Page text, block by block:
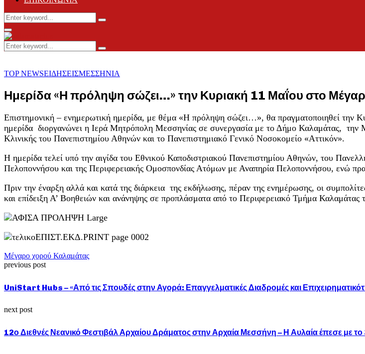
Search
for:
Search
Primary
Menu
Search
for:
Search
TOP NEWSΕΙΔΗΣΕΙΣΜΕΣΣΗΝΙΑ
Ημερίδα «Η πρόληψη σώζει…» την Κυριακή 11 Μαΐου στο
Επιστημονική – ενημερωτική ημερίδα, με θέμα «Η πρόληψη σώζει…», θα πραγματοποιηθεί
ημερίδα διοργανώνει η Ιερά Μητρόπολη Μεσσηνίας σε συνεργασία με το Δήμο Καλαμάτας, την
Κλινικής του Πανεπιστημίου Αθηνών και το Πανεπιστημιακό Γενικό Νοσοκομείο «Αττικόν».
Η ημερίδα τελεί υπό την αιγίδα του Εθνικού Καποδιστριακού Πανεπιστημίου Αθηνών, του
Πελοποννήσου και της Περιφερειακής Ομοσπονδίας Ατόμων με Αναπηρία Πελοποννήσου, ενώ
Πριν την έναρξη αλλά και κατά της διάρκεια της εκδήλωσης, πέραν της ενημέρωσης, οι
και επίδειξη Α’ Βοηθειών και ανάνηψης σε προπλάσματα από το Περιφερειακό Τμήμα
Μέγαρο χορού Καλαμάτας
previous post
UniStart Hubs – «Από τις Σπουδές στην Αγορά: Επαγγελματικές Διαδρομές και
next post
12ο Διεθνές Νεανικό Φεστιβάλ Αρχαίου Δράματος στην Αρχαία Μεσσήνη – Η Αυλαία έπεσε με